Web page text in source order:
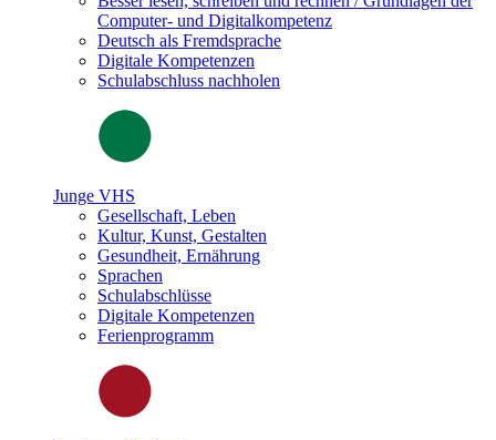
Computer- und Digitalkompetenz
Deutsch als Fremdsprache
Digitale Kompetenzen
Schulabschluss nachholen
Junge VHS
Gesellschaft, Leben
Kultur, Kunst, Gestalten
Gesundheit, Ernährung
Sprachen
Schulabschlüsse
Digitale Kompetenzen
Ferienprogramm